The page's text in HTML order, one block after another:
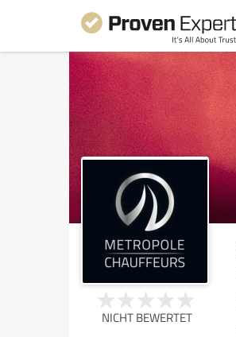
NICHT BEWERTET